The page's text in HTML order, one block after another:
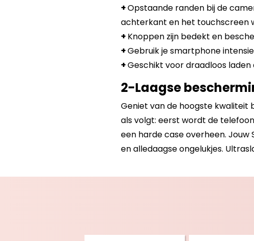
+Opstaande randen bij de
achterkant en het touchscreen
+ Knoppen zijn bedekt en
+Gebruik je smartphone
+Geschikt voor draadloos laden
2-Laagse
Geniet van de hoogste kwaliteit
als volgt: eerst wordt de
een harde case overheen. Jouw
en alledaagse ongelukjes.